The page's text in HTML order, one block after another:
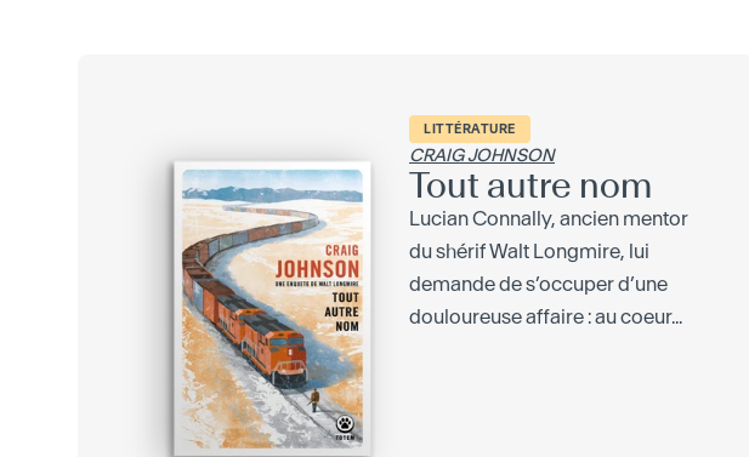
LITTÉRATURE
CRAIG JOHNSON
Tout autre nom
Lucian Connally, ancien mentor
du shérif Walt Longmire, lui
demande de s’occuper d’une
douloureuse affaire : au coeur...